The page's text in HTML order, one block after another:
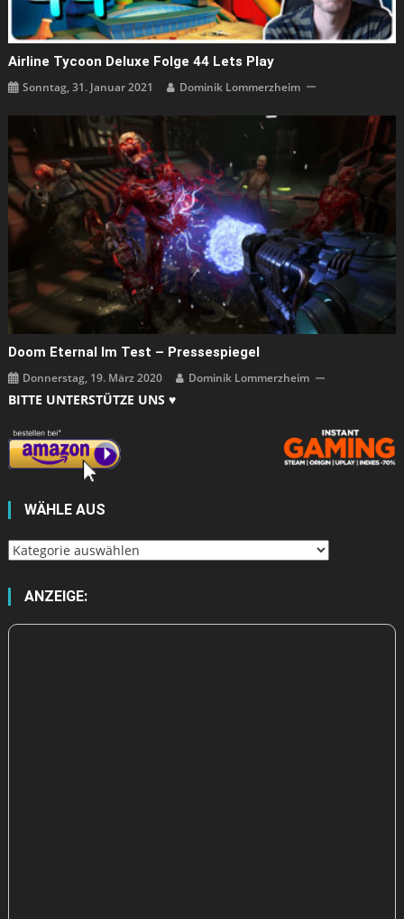
Airline Tycoon Deluxe Folge 44 Lets Play
Sonntag, 31. Januar 2021 Dominik Lommerzheim
Doom Eternal Im Test – Pressespiegel
Donnerstag, 19. März 2020 Dominik Lommerzheim
BITTE UNTERSTÜTZE UNS ♥
WÄHLE AUS
Wähle
ANZEIGE: